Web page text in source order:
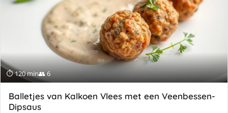
⏱ 120 min👥 6
Balletjes van Kalkoen Vlees met een Veenbessen-
Dipsaus